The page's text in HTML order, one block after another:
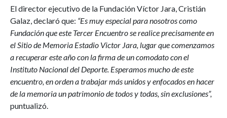
El director ejecutivo de la Fundación Víctor Jara, Cristián
Galaz, declaró que: “Es muy especial para nosotros como
Fundación que este Tercer Encuentro se realice precisamente en
el Sitio de Memoria Estadio Victor Jara, lugar que comenzamos
a recuperar este año con la firma de un comodato con el
Instituto Nacional del Deporte. Esperamos mucho de este
encuentro, en orden a trabajar más unidos y enfocados en hacer
de la memoria un patrimonio de todos y todas, sin exclusiones”,
puntualizó.